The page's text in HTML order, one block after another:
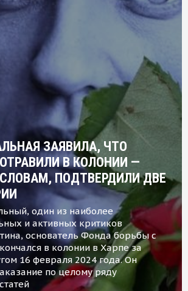
ЗАЯВИЛА, ЧТО
В КОЛОНИИ —
ПОДТВЕРДИЛИ ДВЕ
один из наиболее
и активных критиков
основатель Фонда борьбы с
в колонии в Харпе за
16 февраля 2024 года. Он
по целому ряду